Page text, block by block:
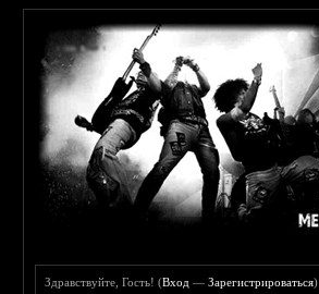
Здравствуйте, Гость! (Вход —Зарегистрироваться)